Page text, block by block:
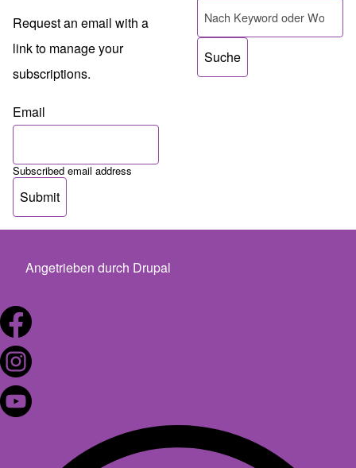
Request an email with a
link to manage your
subscriptions.
Email
Subscribed email address
Suche
Angetrieben durch Drupal